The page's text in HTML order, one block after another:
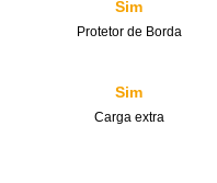
Sim
Protetor de Borda
Sim
Carga extra